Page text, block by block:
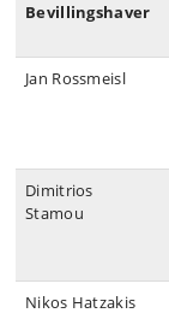
Bevillingshaver
Jan Rossmeisl
Dimitrios
Stamou
Nikos Hatzakis